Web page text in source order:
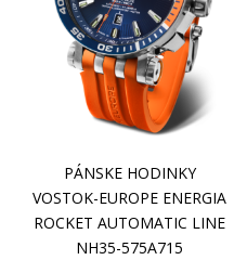
PÁNSKE HODINKY
VOSTOK-EUROPE ENERGIA
ROCKET AUTOMATIC LINE
NH35-575A715